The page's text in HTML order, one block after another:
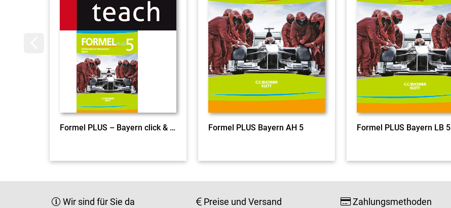
Formel PLUS – Bayern click & teach 5 EL Formel PLUS Bayern AH 5 Formel PLUS Bayern LB 5
Wir sind für Sie da Preise und Versand Zahlungsmethoden